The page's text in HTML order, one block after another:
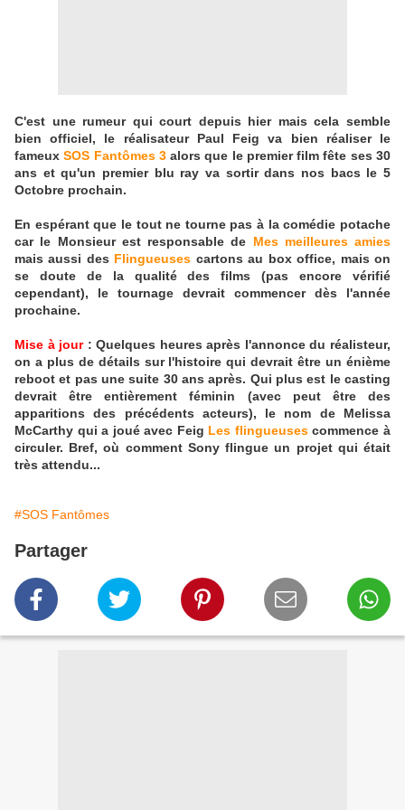
C'est une rumeur qui court depuis hier mais cela semble
bien officiel, le réalisateur Paul Feig va bien réaliser le
fameuxSOS Fantômes 3alors que le premier film fête ses 30
ans et qu'un premier blu ray va sortir dans nos bacs le 5
Octobre prochain.
En espérant que le tout ne tourne pas à la comédie potache
car le Monsieur est responsable de Mes meilleures amies
mais aussi des Flingueuses cartons au box office, mais on
se doute de la qualité des films (pas encore vérifié
cependant), le tournage devrait commencer dès l'année
prochaine.
Mise à jour: Quelques heures après l'annonce du réalisteur,
on a plus de détails sur l'histoire qui devrait être un énième
reboot et pas une suite 30 ans après. Qui plus est le casting
devrait être entièrement féminin (avec peut être des
apparitions des précédents acteurs), le nom de Melissa
McCarthy qui a joué avec Feig Les flingueusescommence à
circuler. Bref, où comment Sony flingue un projet qui était
très attendu...
#SOS Fantômes
Partager